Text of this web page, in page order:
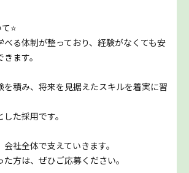
⭐
べる体制が整っており、経験がなくても安
ます。
を積み、将来を見据えたスキルを着実に習
た採用です。
社全体で支えていきます。
方は、ぜひご応募ください。